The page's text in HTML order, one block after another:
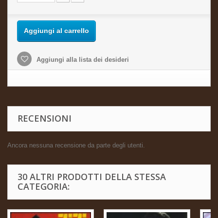
Aggiungi al carrello
Aggiungi alla lista dei desideri
RECENSIONI
Ancora nessuna recensione da parte degli utenti.
30 ALTRI PRODOTTI DELLA STESSA
CATEGORIA: